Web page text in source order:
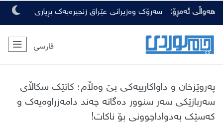
هەواڵی ئەمڕۆ: سەرۆک وەزیرانی عێراق زنجیرەیەک بڕیاری
گرنگی لەبارەی ڕەوشی ئەمنی دەرکرد
فارسی
پەروێزخان و داواکارییەکی بێ وەڵام؛ کاتێک سکاڵای
سەربازێکی سەر سنوور دەگاتە چەند دامەزراوەیەک و
کەسێک بەدواداچوونی بۆ ناکات!